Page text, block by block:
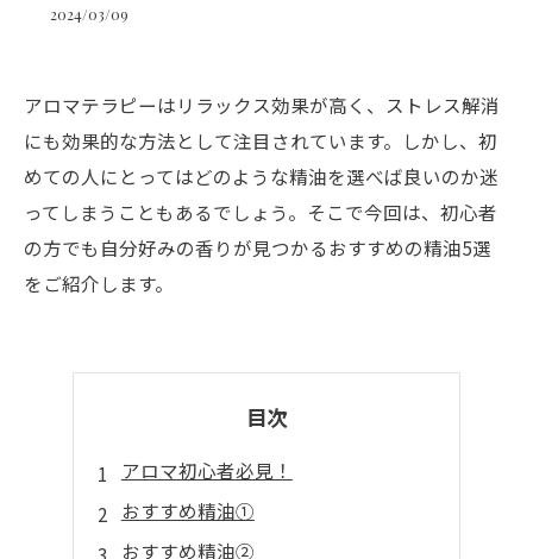
2024/03/09
アロマテラピーはリラックス効果が高く、ストレス解消
にも効果的な方法として注目されています。しかし、初
めての人にとってはどのような精油を選べば良いのか迷
ってしまうこともあるでしょう。そこで今回は、初心者
の方でも自分好みの香りが見つかるおすすめの精油5選
をご紹介します。
目次
アロマ初心者必見！
おすすめ精油①
おすすめ精油②